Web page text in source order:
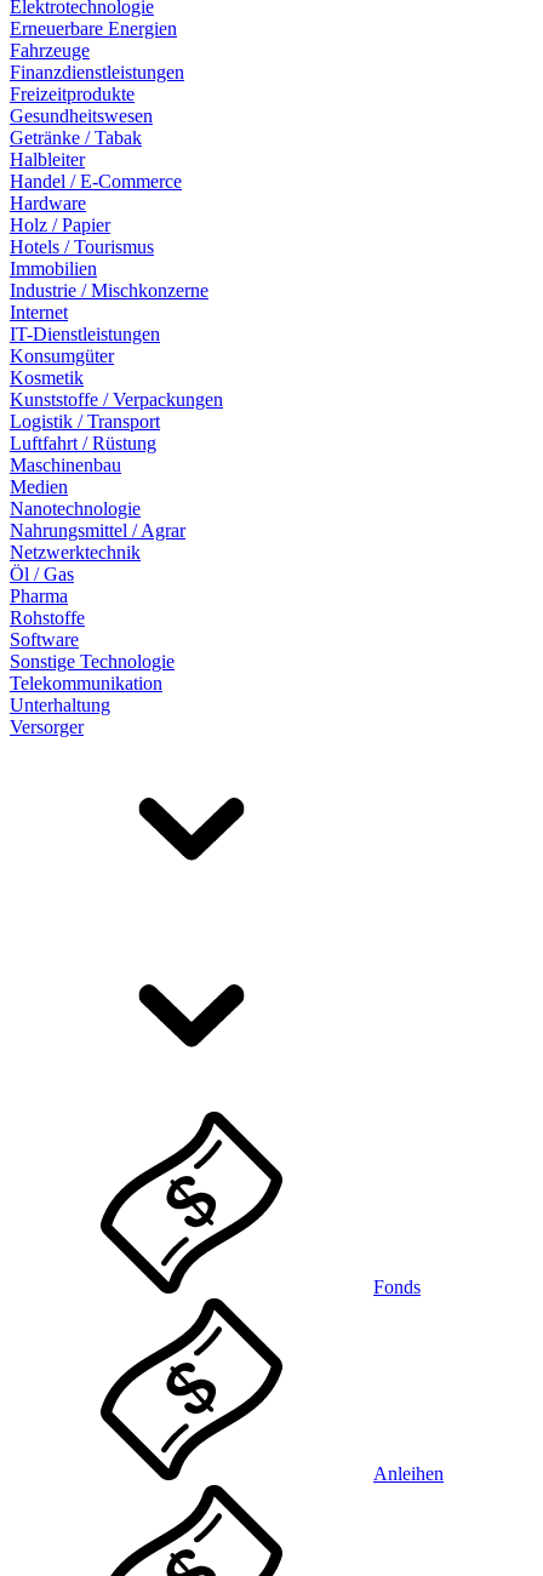
Elektrotechnologie
Erneuerbare Energien
Fahrzeuge
Finanzdienstleistungen
Freizeitprodukte
Gesundheitswesen
Getränke / Tabak
Halbleiter
Handel / E-Commerce
Hardware
Holz / Papier
Hotels / Tourismus
Immobilien
Industrie / Mischkonzerne
Internet
IT-Dienstleistungen
Konsumgüter
Kosmetik
Kunststoffe / Verpackungen
Logistik / Transport
Luftfahrt / Rüstung
Maschinenbau
Medien
Nanotechnologie
Nahrungsmittel / Agrar
Netzwerktechnik
Öl / Gas
Pharma
Rohstoffe
Software
Sonstige Technologie
Telekommunikation
Unterhaltung
Versorger
Fonds
Anleihen